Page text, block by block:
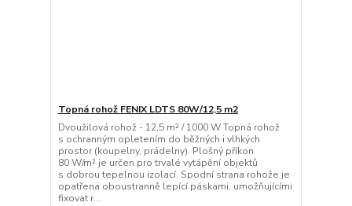
Topná rohož FENIX LDTS 80W/12,5 m2
Dvoužilová rohož - 12,5 m² / 1000 W Topná rohož
s ochranným opletením do běžných i vlhkých
prostor (koupelny, prádelny). Plošný příkon
80 W/m² je určen pro trvalé vytápění objektů
s dobrou tepelnou izolací. Spodní strana rohože je
opatřena oboustranně lepící páskami, umožňujícími
fixovat r...